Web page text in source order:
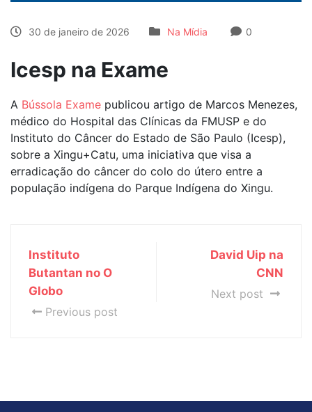
30 de janeiro de 2026 Na Mídia 0
Icesp na Exame
A Bússola Exame publicou artigo de Marcos Menezes,
médico do Hospital das Clínicas da FMUSP e do
Instituto do Câncer do Estado de São Paulo (Icesp),
sobre a Xingu+Catu, uma iniciativa que visa a
erradicação do câncer do colo do útero entre a
população indígena do Parque Indígena do Xingu.
Instituto
Butantan no O
Globo
Previous post
David Uip na
CNN
Next post